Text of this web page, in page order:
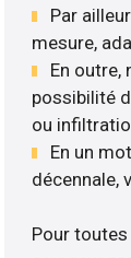
Par
mesure,
En
possibilité
ou
En un
décennale,
Pour